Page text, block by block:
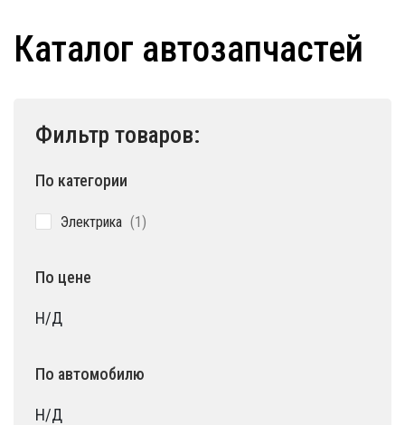
Каталог автозапчастей
Фильтр товаров:
По категории
Электрика 11
По цене
Н/Д
По автомобилю
Н/Д